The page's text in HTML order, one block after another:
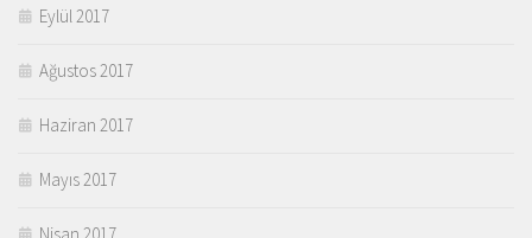
Eylül 2017
Ağustos 2017
Haziran 2017
Mayıs 2017